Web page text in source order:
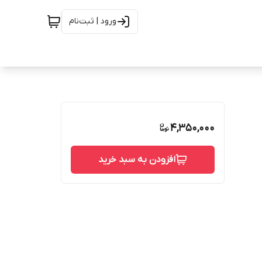
ورود | ثبت‌نام
4,350,000
افزودن به سبد خرید